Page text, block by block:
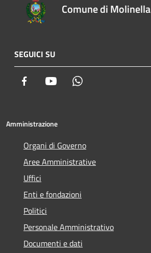
Comune di Molinella
SEGUICI SU
Facebook Youtube
Amministrazione
Organi di Governo
Aree Amministrative
Uffici
Enti e fondazioni
Politici
Personale Amministrativo
Documenti e dati